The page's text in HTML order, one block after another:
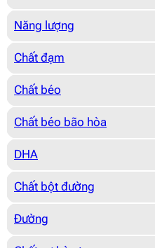
Năng lượng
Chất đạm
Chất béo
Chất béo bão hòa
DHA
Chất bột đường
Đường